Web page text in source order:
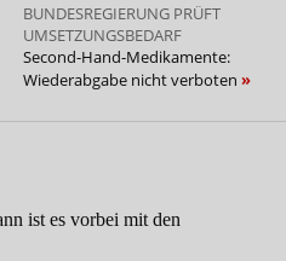
BUNDESREGIERUNG PRÜFT
UMSETZUNGSBEDARF
Second-Hand-Medikamente:
Wiederabgabe nicht verboten